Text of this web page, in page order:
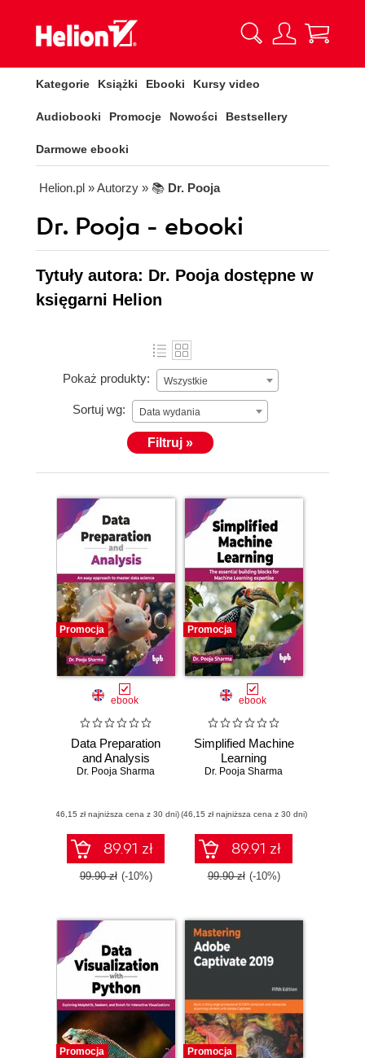
Kategorie Książki Ebooki Kursy video
Audiobooki Promocje Nowości Bestsellery
Darmowe ebooki
Helion.pl » Autorzy » 📚 Dr. Pooja
Dr. Pooja - ebooki
Tytuły autora: Dr. Pooja dostępne w
księgarni Helion
Pokaż produkty: Wszystkie
Sortuj wg: Data wydania
Filtruj »
Promocja
ebook
Data Preparation
and Analysis
Dr. Pooja Sharma
(46,15 zł najniższa cena z 30 dni)
89.91 zł
99.90 zł (-10%)
Promocja
ebook
Simplified Machine
Learning
Dr. Pooja Sharma
(46,15 zł najniższa cena z 30 dni)
89.91 zł
99.90 zł (-10%)
Promocja Promocja